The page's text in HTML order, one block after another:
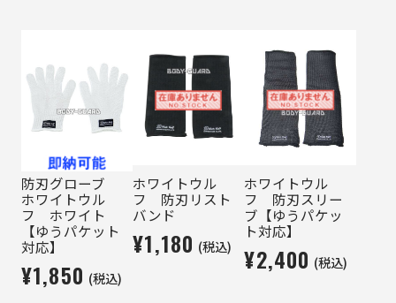
防刃グローブ
ホワイトウル
フ ホワイト
【ゆうパケット
対応】
¥1,850 (税込)
ホワイトウル
フ 防刃リスト
バンド
¥1,180 (税込)
ホワイトウル
フ 防刃スリー
ブ【ゆうパケッ
ト対応】
¥2,400 (税込)